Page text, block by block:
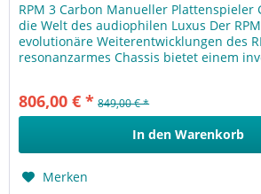
RPM 3 Carbon Manueller Plattenspieler
die Welt des audiophilen Luxus Der
evolutionäre Weiterentwicklungen des
resonanzarmes Chassis bietet einem
806,00 € * 849,00 € *
In den Warenkorb
Merken